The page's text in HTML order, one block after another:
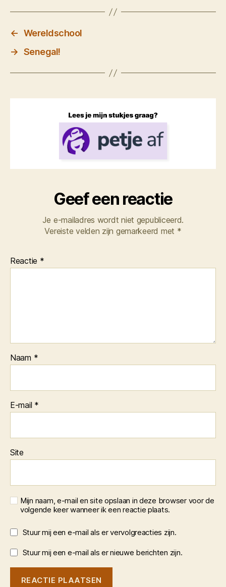
← Wereldschool
→ Senegal!
Geef een reactie
Je e-mailadres wordt niet gepubliceerd.
Vereiste velden zijn gemarkeerd met *
Reactie *
Naam *
E-mail *
Site
Mijn naam, e-mail en site opslaan in deze browser voor de
volgende keer wanneer ik een reactie plaats.
Stuur mij een e-mail als er vervolgreacties zijn.
Stuur mij een e-mail als er nieuwe berichten zijn.